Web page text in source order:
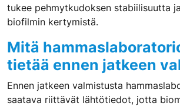
tukee pehmytkudoksen stabiilisuutta
biofilmin kertymistä.
Mitä
tietää ennen jatkeen
Ennen jatkeen valmistusta
saatava riittävät lähtötiedot, jotta